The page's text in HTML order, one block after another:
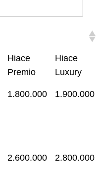
Hiace
Premio
Hiace
Luxury
1.800.000 1.900.000
2.600.000 2.800.000